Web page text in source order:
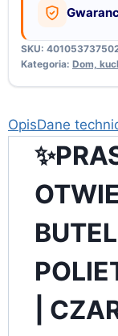
SKU:
Kategoria: Dom,
OpisDane
|